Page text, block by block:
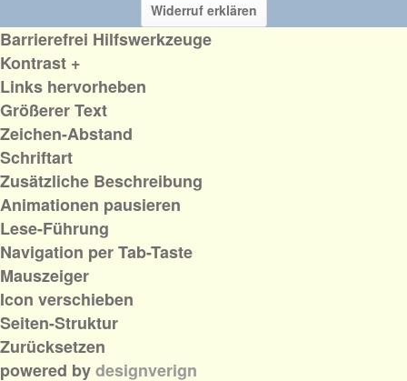
Widerruf erklären
Barrierefrei Hilfswerkzeuge
Kontrast +
Links hervorheben
Größerer Text
Zeichen-Abstand
Schriftart
Zusätzliche Beschreibung
Animationen pausieren
Lese-Führung
Navigation per Tab-Taste
Mauszeiger
Icon verschieben
Seiten-Struktur
Zurücksetzen
powered bydesignverign